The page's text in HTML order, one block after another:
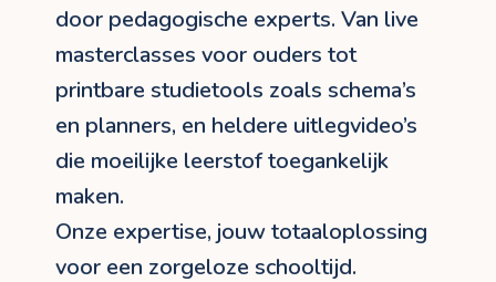
door pedagogische experts. Van live
masterclasses voor ouders tot
printbare studietools zoals schema’s
en planners, en heldere uitlegvideo’s
die moeilijke leerstof toegankelijk
maken.
Onze expertise, jouw totaaloplossing
voor een zorgeloze schooltijd.